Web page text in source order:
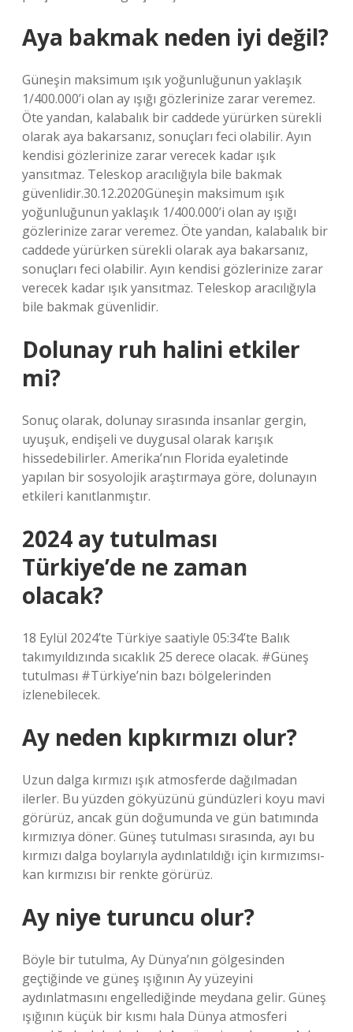
Aya bakmak neden iyi değil?
Güneşin maksimum ışık yoğunluğunun yaklaşık
1/400.000’i olan ay ışığı gözlerinize zarar veremez.
Öte yandan, kalabalık bir caddede yürürken sürekli
olarak aya bakarsanız, sonuçları feci olabilir. Ayın
kendisi gözlerinize zarar verecek kadar ışık
yansıtmaz. Teleskop aracılığıyla bile bakmak
güvenlidir.30.12.2020Güneşin maksimum ışık
yoğunluğunun yaklaşık 1/400.000’i olan ay ışığı
gözlerinize zarar veremez. Öte yandan, kalabalık bir
caddede yürürken sürekli olarak aya bakarsanız,
sonuçları feci olabilir. Ayın kendisi gözlerinize zarar
verecek kadar ışık yansıtmaz. Teleskop aracılığıyla
bile bakmak güvenlidir.
Dolunay ruh halini etkiler
mi?
Sonuç olarak, dolunay sırasında insanlar gergin,
uyuşuk, endişeli ve duygusal olarak karışık
hissedebilirler. Amerika’nın Florida eyaletinde
yapılan bir sosyolojik araştırmaya göre, dolunayın
etkileri kanıtlanmıştır.
2024 ay tutulması
Türkiye’de ne zaman
olacak?
18 Eylül 2024’te Türkiye saatiyle 05:34’te Balık
takımyıldızında sıcaklık 25 derece olacak. #Güneş
tutulması #Türkiye’nin bazı bölgelerinden
izlenebilecek.
Ay neden kıpkırmızı olur?
Uzun dalga kırmızı ışık atmosferde dağılmadan
ilerler. Bu yüzden gökyüzünü gündüzleri koyu mavi
görürüz, ancak gün doğumunda ve gün batımında
kırmızıya döner. Güneş tutulması sırasında, ayı bu
kırmızı dalga boylarıyla aydınlatıldığı için kırmızımsı-
kan kırmızısı bir renkte görürüz.
Ay niye turuncu olur?
Böyle bir tutulma, Ay Dünya’nın gölgesinden
geçtiğinde ve güneş ışığının Ay yüzeyini
aydınlatmasını engellediğinde meydana gelir. Güneş
ışığının küçük bir kısmı hala Dünya atmosferi